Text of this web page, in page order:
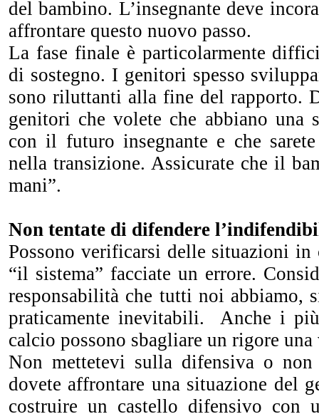
del bambino. L’insegnante deve
affrontare questo nuovo passo.
La fase finale è particolarmente
di sostegno. I genitori spesso
sono riluttanti alla fine del rapporto.
genitori che volete che abbiano una
con il futuro insegnante e che
nella transizione. Assicurate che il
mani”.
Non tentate di difendere
Possono verificarsi delle situazioni
“il sistema” facciate un errore.
responsabilità che tutti noi abbiamo,
praticamente inevitabili. Anche i
calcio possono sbagliare un rigore
Non mettetevi sulla difensiva o non
dovete affrontare una situazione del
costruire un castello difensivo con